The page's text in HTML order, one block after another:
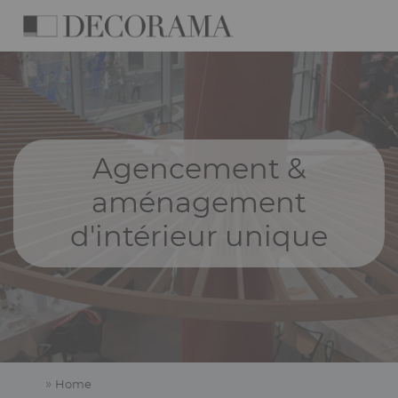
Skip
main
Navigation
Agencement &
aménagement
d'intérieur unique
Home
Cookies management panel